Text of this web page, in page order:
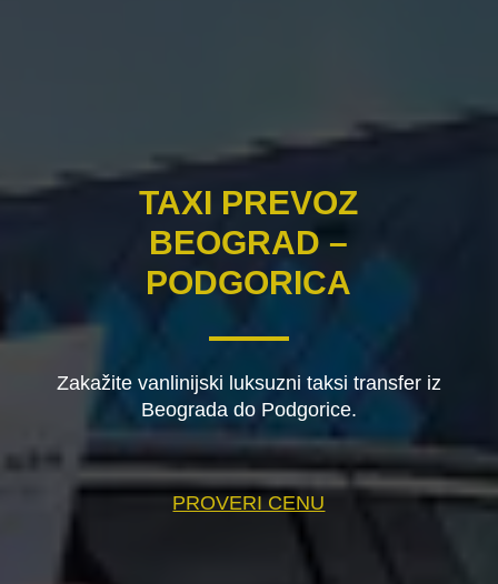
TAXI PREVOZ
BEOGRAD –
PODGORICA
Zakažite vanlinijski luksuzni taksi transfer iz
Beograda do Podgorice.
PROVERI CENU